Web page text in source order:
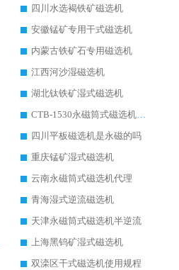
四川水选褐铁矿磁选机
安徽锰矿专用干式磁选机
内蒙古铁矿石专用磁选机
江西河沙湿磁选机
湖北钛铁矿湿式磁选机
CTB-1530永磁筒式磁选机代理商
四川平板磁选机是永磁的吗
重庆锰矿湿式磁选机
云南永磁筒式磁选机代理
青海湿式逆流磁选机
天津永磁筒式磁选机半逆流
上海黑钨矿湿式磁选机
双滦区干式磁选机使用规程